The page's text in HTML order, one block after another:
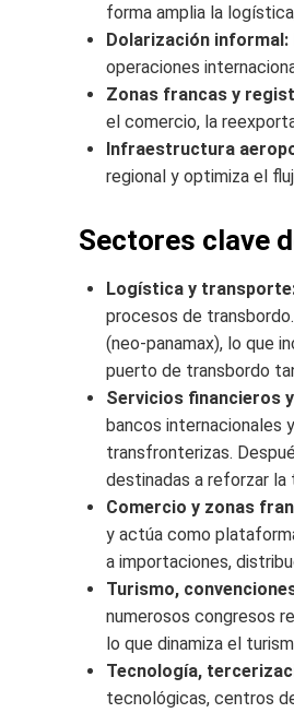
forma amplia la
Dolarización informal:
operaciones
Zonas francas y
el comercio, la
Infraestructura
regional y optimiza el
Sectores clave
Logística y
procesos de
(neo-panamax), lo que
puerto de transbordo
Servicios financieros
bancos internacionales
transfronterizas.
destinadas a reforzar la
Comercio y zonas
y actúa como
a importaciones,
Turismo,
numerosos congresos
lo que dinamiza el
Tecnología,
tecnológicas, centros